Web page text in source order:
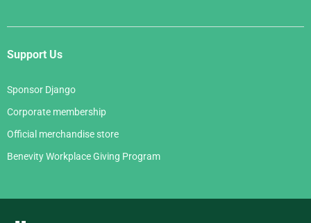
Support Us
Sponsor Django
Corporate membership
Official merchandise store
Benevity Workplace Giving Program